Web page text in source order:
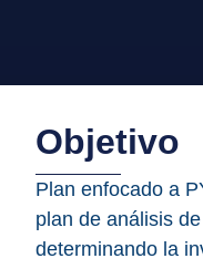
Objetivo
Plan enfocado a
plan de análisis
determinando la